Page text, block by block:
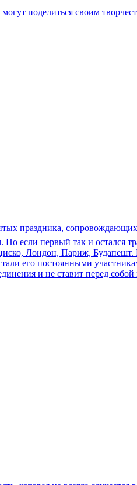
поделиться своим
праздника,
если первый так и остался
Лондон, Париж, Будапешт.
его постоянными
и не ставит перед